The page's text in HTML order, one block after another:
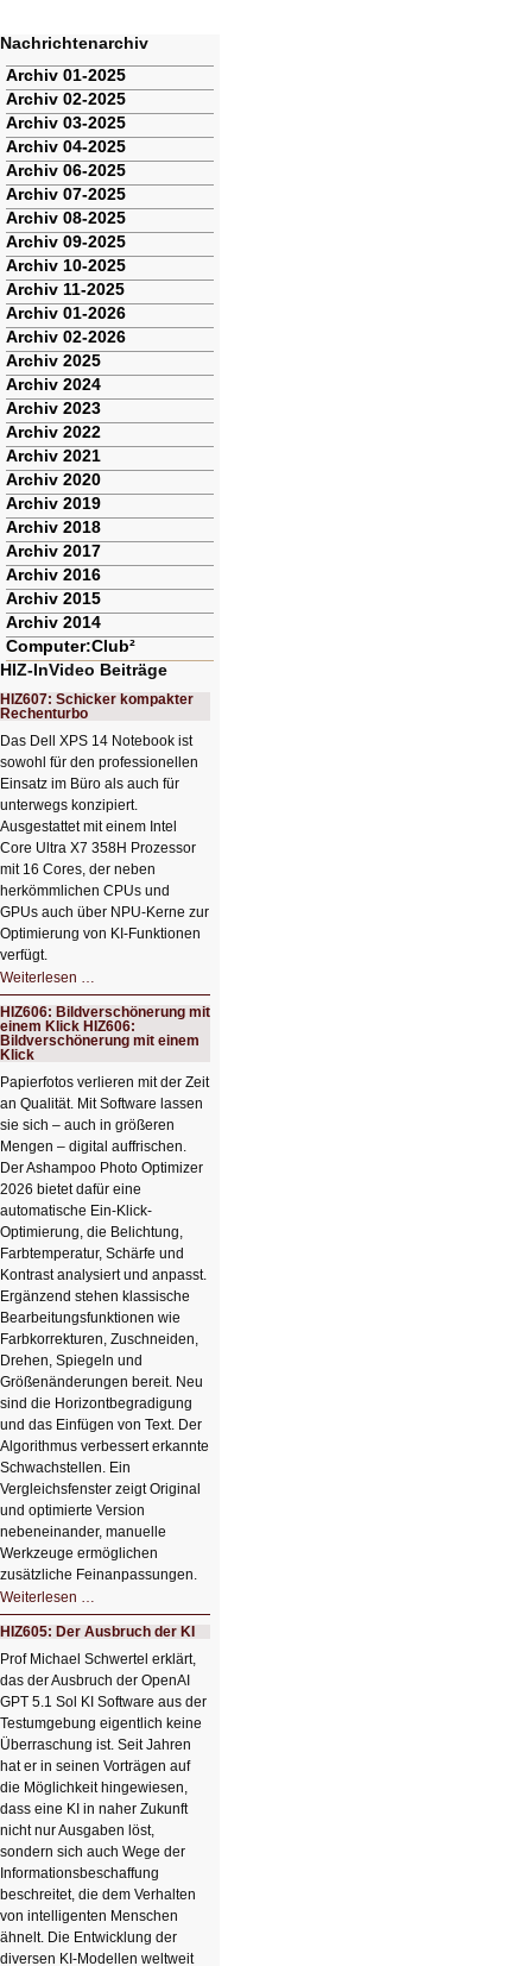
Nachrichtenarchiv
Navigation
überspringen
Archiv 01-2025
Archiv 02-2025
Archiv 03-2025
Archiv 04-2025
Archiv 06-2025
Archiv 07-2025
Archiv 08-2025
Archiv 09-2025
Archiv 10-2025
Archiv 11-2025
Archiv 01-2026
Archiv 02-2026
Archiv 2025
Archiv 2024
Archiv 2023
Archiv 2022
Archiv 2021
Archiv 2020
Archiv 2019
Archiv 2018
Archiv 2017
Archiv 2016
Archiv 2015
Archiv 2014
Computer:Club²
HIZ-InVideo Beiträge
HIZ607: Schicker kompakter
Rechenturbo
Das Dell XPS 14 Notebook ist
sowohl für den professionellen
Einsatz im Büro als auch für
unterwegs konzipiert.
Ausgestattet mit einem Intel
Core Ultra X7 358H Prozessor
mit 16 Cores, der neben
herkömmlichen CPUs und
GPUs auch über NPU-Kerne zur
Optimierung von KI-Funktionen
verfügt.
Weiterlesen …
Schicker
kompakter
Rechenturbo
HIZ606: Bildverschönerung mit
einem Klick HIZ606:
Bildverschönerung mit einem
Klick
Papierfotos verlieren mit der Zeit
an Qualität. Mit Software lassen
sie sich – auch in größeren
Mengen – digital auffrischen.
Der Ashampoo Photo Optimizer
2026 bietet dafür eine
automatische Ein-Klick-
Optimierung, die Belichtung,
Farbtemperatur, Schärfe und
Kontrast analysiert und anpasst.
Ergänzend stehen klassische
Bearbeitungsfunktionen wie
Farbkorrekturen, Zuschneiden,
Drehen, Spiegeln und
Größenänderungen bereit. Neu
sind die Horizontbegradigung
und das Einfügen von Text. Der
Algorithmus verbessert erkannte
Schwachstellen. Ein
Vergleichsfenster zeigt Original
und optimierte Version
nebeneinander, manuelle
Werkzeuge ermöglichen
zusätzliche Feinanpassungen.
Weiterlesen …
Bildverschönerung
mit
einem
Klick
HIZ606:
Bildverschönerung
mit
einem
Klick
HIZ605: Der Ausbruch der KI
Prof Michael Schwertel erklärt,
das der Ausbruch der OpenAI
GPT 5.1 Sol KI Software aus der
Testumgebung eigentlich keine
Überraschung ist. Seit Jahren
hat er in seinen Vorträgen auf
die Möglichkeit hingewiesen,
dass eine KI in naher Zukunft
nicht nur Ausgaben löst,
sondern sich auch Wege der
Informationsbeschaffung
beschreitet, die dem Verhalten
von intelligenten Menschen
ähnelt. Die Entwicklung der
diversen KI-Modellen weltweit